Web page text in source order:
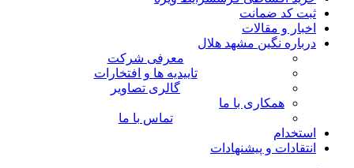
ثبت کد ضمانت
اخبار و مقالات
درباره نگین مشهد هلال
معرفی شرکت
تاییدیه ها و افتخارات
گالری تصاویر
همکاری با ما
تماس با ما
استخدام
انتقادات و پیشنهادات